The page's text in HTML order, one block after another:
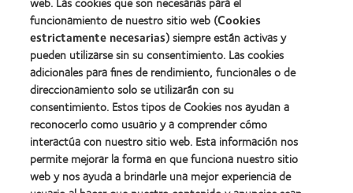
Nuestros productos
Encuentra tu lente
Tecnología de lentes de contacto
funcionamiento de nuestro sitio web (Cookies
estrictamente necesarias) siempre están activas y
pueden utilizarse sin su consentimiento. Las cookies
adicionales para fines de rendimiento, funcionales o de
direccionamiento solo se utilizarán con su
consentimiento. Estos tipos de Cookies nos ayudan a
reconocerlo como usuario y a comprender cómo
interactúa con nuestro sitio web. Esta información nos
permite mejorar la forma en que funciona nuestro sitio
web y nos ayuda a brindarle una mejor experiencia de